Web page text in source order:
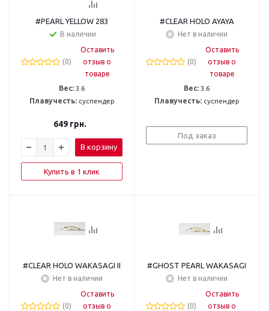
#PEARL YELLOW 283
В наличии
(0)
Оставить
отзыв о
товаре
Вес: 3.6
Плавучесть: суспендер
649грн.
В корзину
Купить в 1 клик
#CLEAR HOLO AYAYA
Нет в наличии
(0)
Оставить
отзыв о
товаре
Вес: 3.6
Плавучесть: суспендер
Под заказ
#CLEAR HOLO WAKASAGI II
Нет в наличии
(0)
Оставить
отзыв о
#GHOST PEARL WAKASAGI
Нет в наличии
(0)
Оставить
отзыв о